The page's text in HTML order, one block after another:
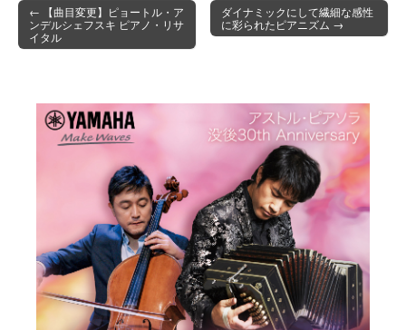
Post navigation
← 【曲目変更】ピョートル・ア
ンデルシェフスキ ピアノ・リサ
イタル
ダイナミックにして繊細な感性
に彩られたピアニズム →